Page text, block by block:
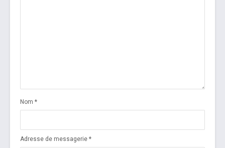
Nom *
Adresse de messagerie *